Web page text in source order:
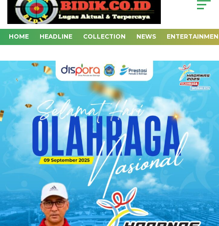
HOME HEADLINE COLLECTION NEWS